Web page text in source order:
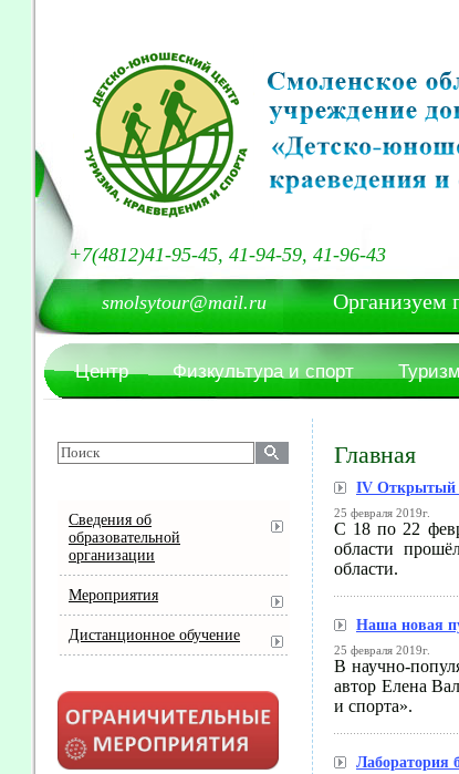
smolsytour@mail.ruОрганизуем
+7(4812)41-95-45, 41-94-59, 41-96-43
Центр Физкультура и спорт
Главная
IV Открытый
25 февраля 2019г.
С 18 по 22
области
области.
Наша новая
25 февраля 2019г.
В научно-
автор Елена
и спорта».
Лаборатория
Сведения об
образовательной
организации
Мероприятия
Дистанционное обучение